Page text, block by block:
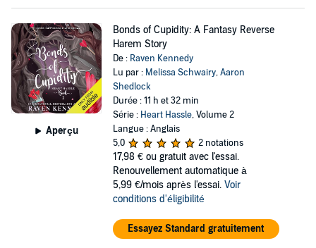
Aperçu
Bonds of Cupidity: A Fantasy Reverse
Harem Story
De : Raven Kennedy
Lu par : Melissa Schwairy,Aaron
Shedlock
Durée : 11 h et 32 min
Série : Heart Hassle, Volume 2
Langue : Anglais
5,0
2 notations
17,98 € ou gratuit avec l'essai.
Renouvellement automatique à
5,99 €/mois après l'essai. Voir
conditions d'éligibilité
Essayez Standard gratuitement